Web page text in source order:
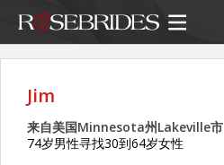
Jim
来自美国Minnesota州Lakeville市
74岁男性寻找30到64岁女性